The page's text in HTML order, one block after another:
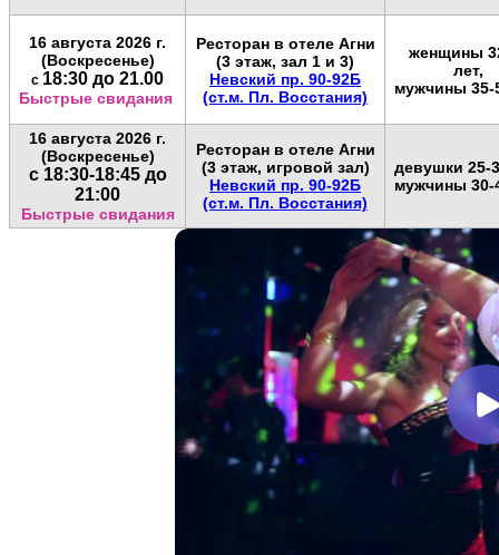
16 августа 2026 г.
(Воскресенье)
с 18:30 до 21.00
Быстрые свидания
Ресторан в отеле Агни
(3 этаж, зал 1 и 3)
Невский пр. 90-92Б
(ст.м. Пл. Восстания)
женщины
лет,
мужчины 35-
16 августа 2026 г.
(Воскресенье)
с 18:30-18:45 до
21:00
Быстрые свидания
Ресторан в отеле Агни
(3 этаж, игровой зал)
Невский пр. 90-92Б
(ст.м. Пл. Восстания)
девушки 25-
мужчины 30-